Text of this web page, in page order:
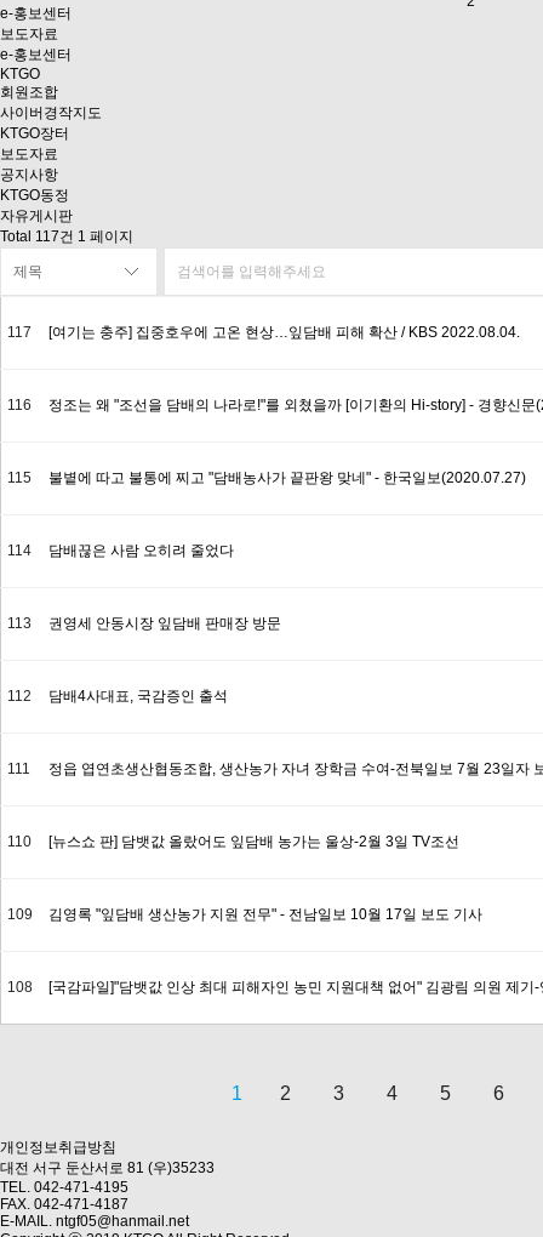
e-홍보센터
보도자료
e-홍보센터
KTGO
회원조합
사이버경작지도
KTGO장터
보도자료
공지사항
KTGO동정
자유게시판
Total 117건 1 페이지
117 [여기는 충주] 집중호우에 고온 현상…잎담배 피해 확산 / KBS 2022.08.04.
116 정조는 왜 "조선을 담배의 나라로!"를 외쳤을까 [이기환의 Hi-story] - 경향신
115 불볕에 따고 불통에 찌고 "담배농사가 끝판왕 맞네" - 한국일보(2020.07.27)
114 담배끊은 사람 오히려 줄었다
113 권영세 안동시장 잎담배 판매장 방문
112 담배4사대표, 국감증인 출석
111 정읍 엽연초생산협동조합, 생산농가 자녀 장학금 수여-전북일보 7월 23일자
110 [뉴스쇼 판] 담뱃값 올랐어도 잎담배 농가는 울상-2월 3일 TV조선
109 김영록 "잎담배 생산농가 지원 전무" - 전남일보 10월 17일 보도 기사
108 [국감파일]"담뱃값 인상 최대 피해자인 농민 지원대책 없어" 김광림 의원 제
1 2 3 4 5 6
개인정보취급방침
대전 서구 둔산서로 81 (우)35233
TEL. 042-471-4195
FAX. 042-471-4187
E-MAIL. ntgf05@hanmail.net